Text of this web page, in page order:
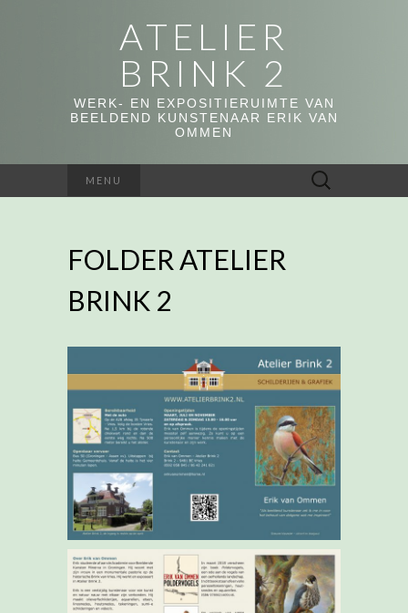
ATELIER
BRINK 2
WERK- EN EXPOSITIERUIMTE VAN
BEELDEND KUNSTENAAR ERIK VAN
OMMEN
MENU
Zoeken
naar:
FOLDER ATELIER
BRINK 2